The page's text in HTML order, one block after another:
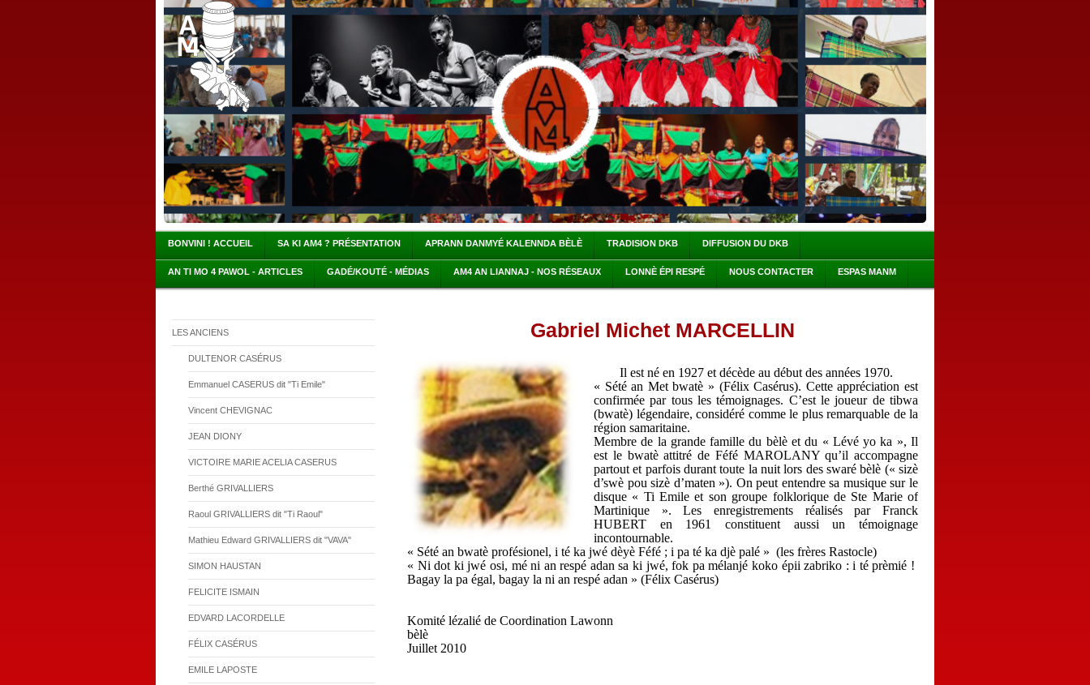
BONVINI ! ACCUEIL SA KI AM4 ? PRÉSENTATION APRANN DANMYÉ KALENNDA BÈLÈ TRADISION DKB DIFFUSION DU DKB
AN TI MO 4 PAWOL - ARTICLES GADÉ/KOUTÉ - MÉDIAS AM4 AN LIANNAJ - NOS RÉSEAUX LONNÈ ÉPI RESPÉ NOUS CONTACTER ESPAS MANM
LES ANCIENS
DULTENOR CASÉRUS
Emmanuel CASERUS dit "Ti Emile"
Vincent CHEVIGNAC
JEAN DIONY
VICTOIRE MARIE ACELIA CASERUS
Berthé GRIVALLIERS
Raoul GRIVALLIERS dit "Ti Raoul"
Mathieu Edward GRIVALLIERS dit "VAVA"
SIMON HAUSTAN
FELICITE ISMAIN
EDVARD LACORDELLE
FÉLIX CASÉRUS
EMILE LAPOSTE
Gabriel Michet MARCELLIN
Il est né en 1927 et décède au début des années 1970.
« Sété an Met bwatè » (Félix Casérus). Cette appréciation est
confirmée par tous les témoignages. C’est le joueur de tibwa
(bwatè) légendaire, considéré comme le plus remarquable de la
région samaritaine.
Membre de la grande famille du bèlè et du « Lévé yo ka », Il
est le bwatè attitré de Féfé MAROLANY qu’il accompagne
partout et parfois durant toute la nuit lors des swaré bèlè (« sizè
d’swè pou sizè d’maten »). On peut entendre sa musique sur le
disque « Ti Emile et son groupe folklorique de Ste Marie of
Martinique ». Les enregistrements réalisés par Franck
HUBERT en 1961 constituent aussi un témoignage
incontournable.
« Sété an bwatè profésionel, i té ka jwé dèyè Féfé ; i pa té ka djè palé » (les frères Rastocle)
« Ni dot ki jwé osi, mé ni an respé adan sa ki jwé, fok pa mélanjé koko épii zabriko : i té prèmié !
Bagay la pa égal, bagay la ni an respé adan » (Félix Casérus)
Komité lézalié de Coordination Lawonn
bèlè
Juillet 2010